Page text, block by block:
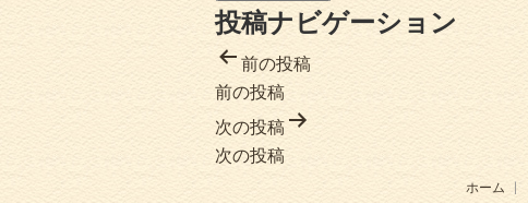
投稿ナビゲーション
前の投稿
前の投稿
次の投稿
次の投稿
ホーム